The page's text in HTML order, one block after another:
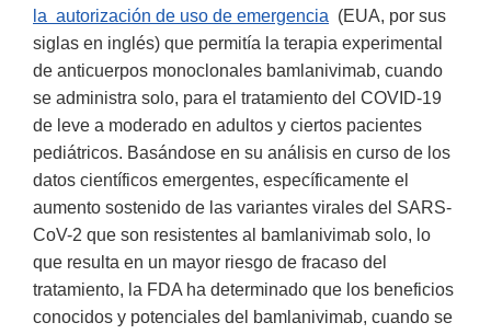
la autorización de uso de emergencia (EUA, por sus
siglas en inglés) que permitía la terapia experimental
de anticuerpos monoclonales bamlanivimab, cuando
se administra solo, para el tratamiento del COVID-19
de leve a moderado en adultos y ciertos pacientes
pediátricos. Basándose en su análisis en curso de los
datos científicos emergentes, específicamente el
aumento sostenido de las variantes virales del SARS-
CoV-2 que son resistentes al bamlanivimab solo, lo
que resulta en un mayor riesgo de fracaso del
tratamiento, la FDA ha determinado que los beneficios
conocidos y potenciales del bamlanivimab, cuando se